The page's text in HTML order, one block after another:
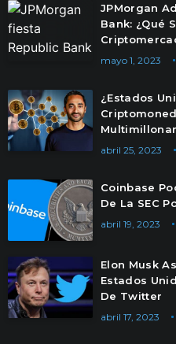
JPMorgan
Bank: ¿Qué
mayo 1, 2023
¿Estados
abril 25, 2023
Coinbase
De La SEC
abril 19, 2023
Elon Musk
Estados
De Twitter
abril 17, 2023